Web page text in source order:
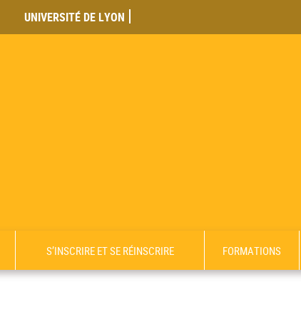
UNIVERSITÉ DE LYON
S’INSCRIRE ET SE RÉINSCRIRE FORMATIONS